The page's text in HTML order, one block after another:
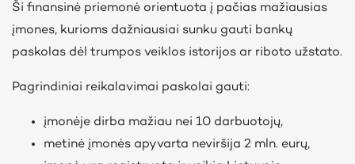
Ši finansinė priemonė orientuota į pačias mažiausias
įmones, kurioms dažniausiai sunku gauti bankų
paskolas dėl trumpos veiklos istorijos ar riboto užstato.
Pagrindiniai reikalavimai paskolai gauti:
įmonėje dirba mažiau nei 10 darbuotojų,
metinė įmonės apyvarta neviršija 2 mln. eurų,